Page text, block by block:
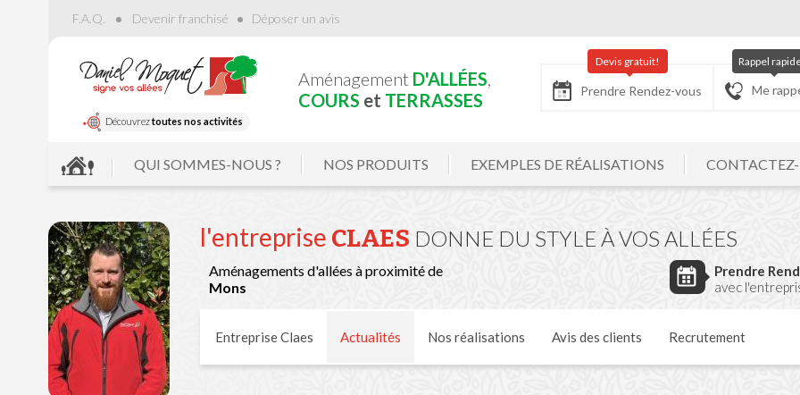
F.A.Q. Devenir franchisé Déposer un avis
Découvreztoutes nos activités
Aménagement D'ALLÉES,
COURS et TERRASSES Prendre Rendez-vous
Devis gratuit!
Me
Rappel
QUI SOMMES-NOUS ? NOS PRODUITS EXEMPLES DE RÉALISATIONS
l'entreprise CLAES DONNE DU STYLE À VOS ALLÉES
Aménagements d'allées à proximité de
Mons
Prendre
avec
Entreprise Claes Actualités Nos réalisations Avis des clients Recrutement